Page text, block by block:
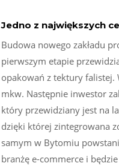
Jedno z największych
Budowa nowego zakładu
pierwszym etapie
opakowań z tektury falistej.
mkw. Następnie inwestor
który przewidziany jest na
dzięki której zintegrowana
samym w Bytomiu
branżę e-commerce i